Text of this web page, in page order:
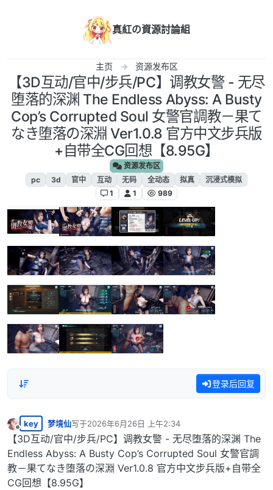
真紅の資源討論組
主页 资源发布区
【3D互动/官中/步兵/PC】调教女警 - 无尽
堕落的深渊 The Endless Abyss: A Busty
Cop’s Corrupted Soul 女警官調教－果て
なき堕落の深淵 Ver1.0.8 官方中文步兵版
+自带全CG回想【8.95G】
资源发布区
pc
3d 官中 互动 无码 全动态 拟真
沉浸式模拟
1
1 989
登录后回复
离线
key 梦境仙写于2026年6月26日 上午2:34
最后由 编辑
【3D互动/官中/步兵/PC】调教女警 - 无尽堕落的深渊 The
Endless Abyss: A Busty Cop’s Corrupted Soul 女警官調
教－果てなき堕落の深淵 Ver1.0.8 官方中文步兵版+自带全
CG回想【8.95G】